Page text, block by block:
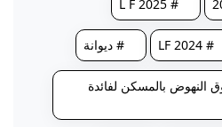
# L F 2025
# LF 2024 # ديوانة
النهوض بالمسكن لفائدة